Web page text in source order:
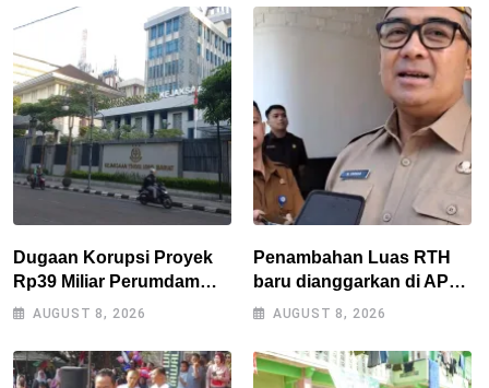
Dugaan Korupsi Proyek
Rp39 Miliar Perumdam
Tirta Darma Ayu Disorot,
Jabar Supervisi
AUGUST 8, 2026
Penambahan Luas RTH
baru dianggarkan di APBD
2027, Walikota tidak
AUGUST 8, 2026